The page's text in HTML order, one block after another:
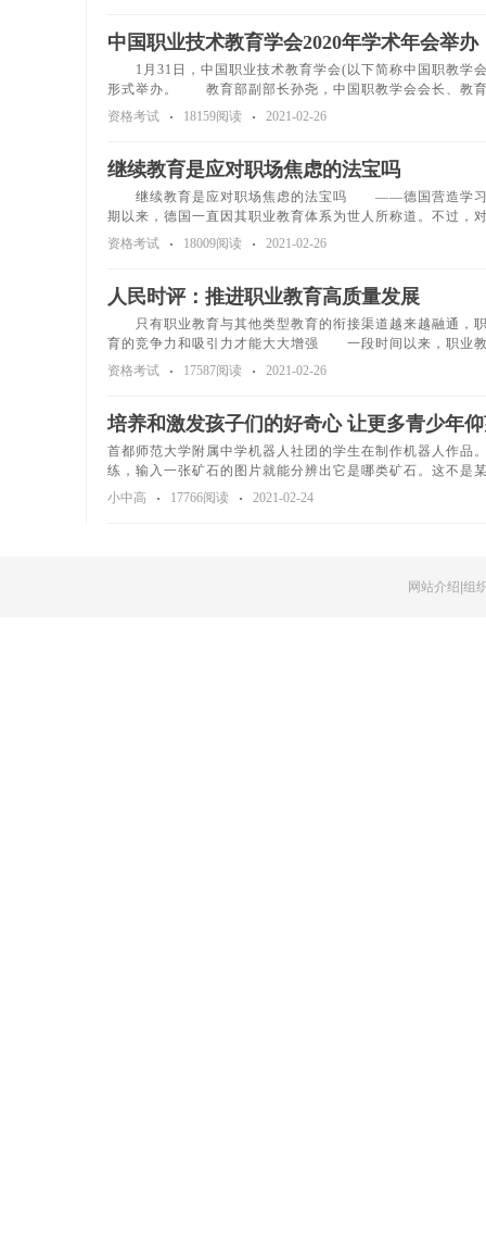
中国职业技术教育学会2020年学术年会举办
1月31日，中国职业技术教育学会(以下简称中国职教学
形式举办。 教育部副部长孙尧，中国职教学会会长、教
资格考试
18159阅读 2021-02-26
继续教育是应对职场焦虑的法宝吗
继续教育是应对职场焦虑的法宝吗 ——德国营造学
期以来，德国一直因其职业教育体系为世人所称道。不过，
资格考试
18009阅读 2021-02-26
人民时评：推进职业教育高质量发展
只有职业教育与其他类型教育的衔接渠道越来越融通，
育的竞争力和吸引力才能大大增强 一段时间以来，职业
资格考试
17587阅读 2021-02-26
培养和激发孩子们的好奇心 让更多青少年
首都师范大学附属中学机器人社团的学生在制作机器人
练，输入一张矿石的图片就能分辨出它是哪类矿石。这不是
小中高
17766阅读 2021-02-24
网站介绍| 组